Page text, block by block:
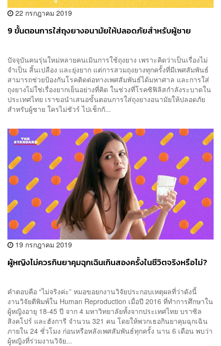
22 กรกฎาคม 2019
9 ขั้นตอนการใส่ถุงยางอนามัยให้ปลอดภัยสำหรับผู้ชาย
ปัจจุบันคนรุ่นใหม่หลายคนเมินการใช้ถุงยาง เพราะคิดว่าเป็นเรื่องไม่
จำเป็น สิ้นเปลือง และยุ่งยาก แต่การสวมถุงยางทุกครั้งที่มีเพศสัมพันธ์
สามารถช่วยป้องกันโรคติดต่อทางเพศสัมพันธ์ได้มหาศาล และการใส่
ถุงยางไม่ใช่เรื่องยากเย็นอย่างที่คิด ในช่วงที่โรคซิฟิลิสกำลังระบาดใน
ประเทศไทย เราขอนำเสนอขั้นตอนการใส่ถุงยางอนามัยให้ปลอดภัย
สำหรับผู้ชาย ใครไม่ชัวร์ ไปเช็กกั...
19 กรกฎาคม 2019
ผู้หญิงไม่ควรกินยาคุมฉุกเฉินเกินสองครั้งในชีวิตจริงหรือไม่?
คำตอบคือ “ไม่จริงค่ะ” หมอขอยกงานวิจัยประกอบเหตุผลที่ว่าดังนี้
งานวิจัยตีพิมพ์ใน Human Reproduction เมื่อปี 2016 ที่ทำการศึกษาใน
ผู้หญิงอายุ 18-45 ปี จาก 4 มหาวิทยาลัยทั้งจากประเทศไทย บราซิล
สิงคโปร์ และฮังการี จำนวน 321 คน โดยให้พวกเธอกินยาคุมฉุกเฉิน
ภายใน 24 ชั่วโมง ก่อนหรือหลังเพศสัมพันธ์ทุกครั้ง นาน 6 เดือน พบว่า
ผู้หญิงที่ร่วมงานวิจัย...